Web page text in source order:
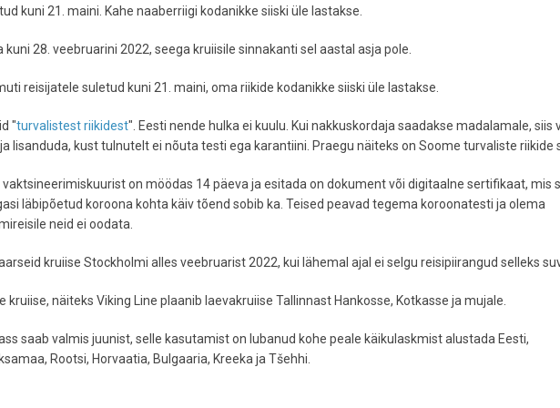
kuni 21. maini. Kahe naaberriigi kodanikke siiski üle lastakse.
kuni 28. veebruarini 2022, seega kruiisile sinnakanti sel aastal asja pole.
reisijatele suletud kuni 21. maini, oma riikide kodanikke siiski üle lastakse.
"turvalistest riikidest". Eesti nende hulka ei kuulu. Kui nakkuskordaja saadakse madalamale, siis
lisanduda, kust tulnutelt ei nõuta testi ega karantiini. Praegu näiteks on Soome turvaliste riikide
vaktsineerimiskuurist on möödas 14 päeva ja esitada on dokument või digitaalne sertifikaat, mis
läbipõetud koroona kohta käiv tõend sobib ka. Teised peavad tegema koroonatesti ja olema
neid ei oodata.
kruiise Stockholmi alles veebruarist 2022, kui lähemal ajal ei selgu reisipiirangud selleks
kruiise, näiteks Viking Line plaanib laevakruiise Tallinnast Hankosse, Kotkasse ja mujale.
saab valmis juunist, selle kasutamist on lubanud kohe peale käikulaskmist alustada Eesti,
Rootsi, Horvaatia, Bulgaaria, Kreeka ja Tšehhi.